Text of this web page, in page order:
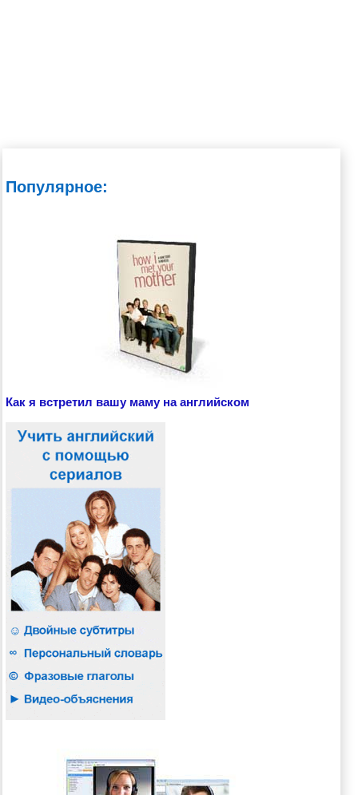
Популярное:
Как я встретил вашу маму на английском